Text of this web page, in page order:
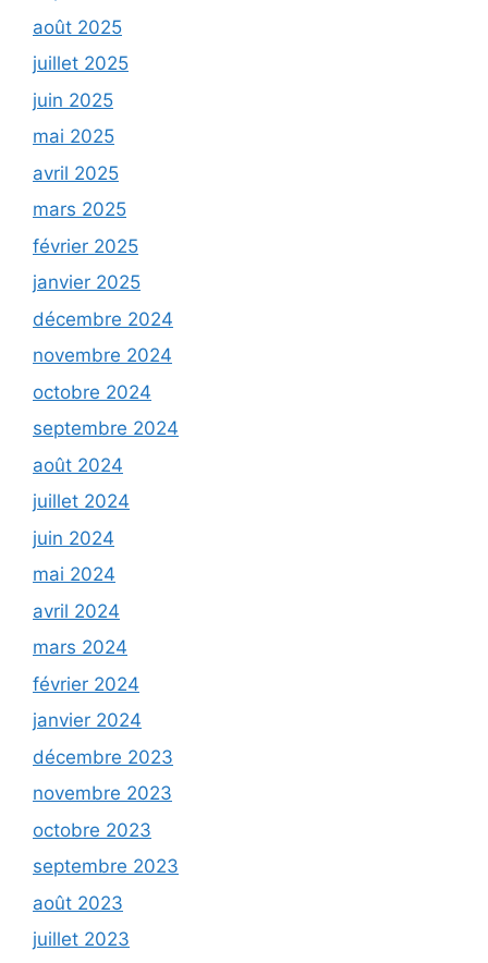
août 2025
juillet 2025
juin 2025
mai 2025
avril 2025
mars 2025
février 2025
janvier 2025
décembre 2024
novembre 2024
octobre 2024
septembre 2024
août 2024
juillet 2024
juin 2024
mai 2024
avril 2024
mars 2024
février 2024
janvier 2024
décembre 2023
novembre 2023
octobre 2023
septembre 2023
août 2023
juillet 2023